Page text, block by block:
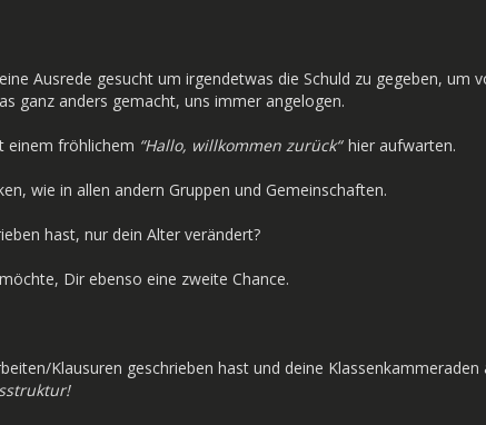
Ausrede gesucht um irgendetwas die Schuld zu gegeben, um
ganz anders gemacht, uns immer angelogen.
einem fröhlichem “Hallo, willkommen zurück“ hier aufwarten.
wie in allen andern Gruppen und Gemeinschaften.
hast, nur dein Alter verändert?
Dir ebenso eine zweite Chance.
Klausuren geschrieben hast und deine